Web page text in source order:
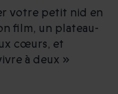
votre petit nid en
film, un plateau-
cœurs, et
à deux »